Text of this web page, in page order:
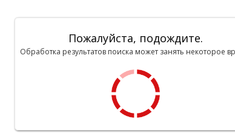
Пожалуйста, подождите.
Обработка результатов поиска может занять некоторое